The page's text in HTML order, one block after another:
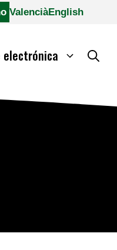
ValenciàEnglish
electrónica